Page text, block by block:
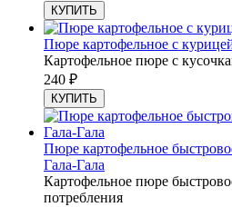
КУПИТЬ
Пюре картофельное с
Картофельное пюре с
240 ₽
КУПИТЬ
Пюре картофельное
Гала-Гала
Картофельное пюре
потребления